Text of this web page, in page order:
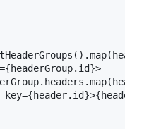
={headerGroup.id}>
key={header.id}>